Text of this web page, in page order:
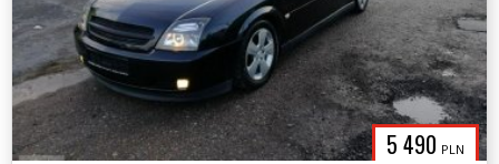
5 490 PLN